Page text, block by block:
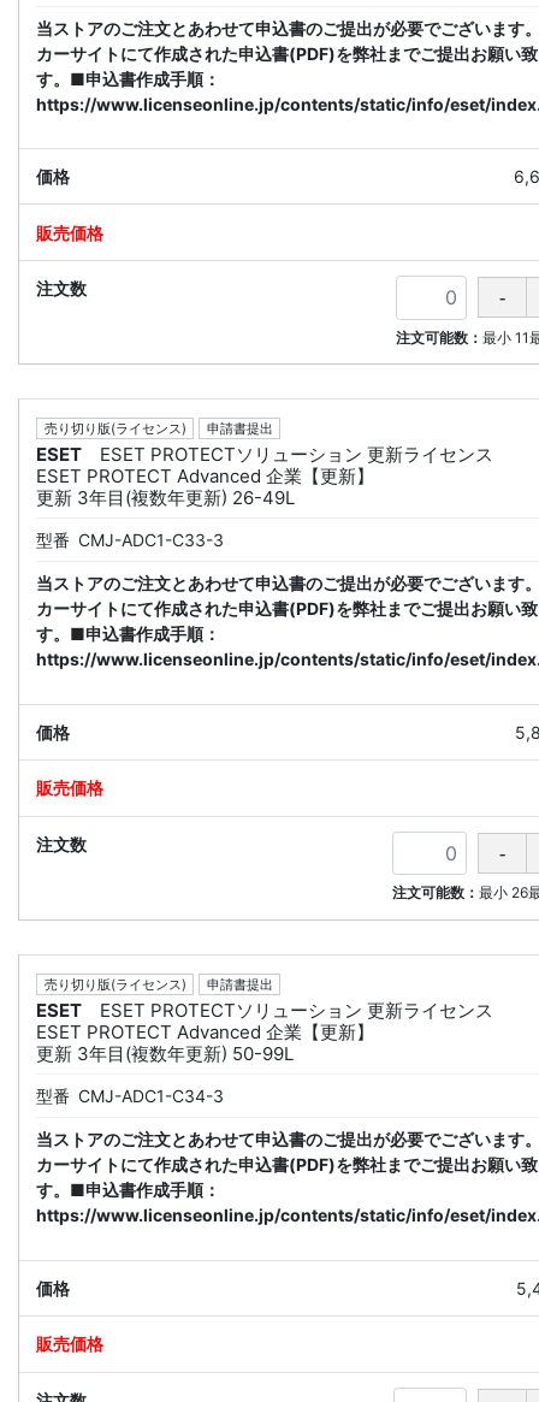
当ストアのご注文とあわせて申込書のご提出が必要でございます
カーサイトにて作成された申込書(PDF)を弊社までご提出お願い
す。■申込書作成手順：
https://www.licenseonline.jp/contents/static/info/eset/
注文可能数： 最小 11
売り切り版(ライセンス) 申請書提出
ESET
ESET PROTECTソリューション 更新ライセンス
ESET PROTECT Advanced 企業【更新】
更新 3年目(複数年更新) 26-49L
型番 CMJ-ADC1-C33-3
当ストアのご注文とあわせて申込書のご提出が必要でございます
カーサイトにて作成された申込書(PDF)を弊社までご提出お願い
す。■申込書作成手順：
https://www.licenseonline.jp/contents/static/info/eset/
注文可能数： 最小 26
売り切り版(ライセンス) 申請書提出
ESET
ESET PROTECTソリューション 更新ライセンス
ESET PROTECT Advanced 企業【更新】
更新 3年目(複数年更新) 50-99L
型番 CMJ-ADC1-C34-3
当ストアのご注文とあわせて申込書のご提出が必要でございます
カーサイトにて作成された申込書(PDF)を弊社までご提出お願い
す。■申込書作成手順：
https://www.licenseonline.jp/contents/static/info/eset/